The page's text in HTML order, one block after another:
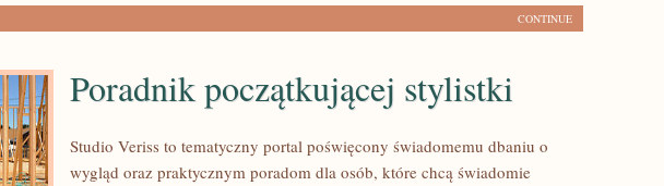
CONTINUE
Poradnik początkującej stylistki
Studio Veriss to tematyczny portal poświęcony świadomemu dbaniu o
wygląd oraz praktycznym poradom dla osób, które chcą świadomie